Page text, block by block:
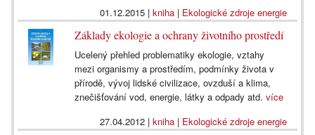
01.12.2015| kniha| Ekologické zdroje energie
Základy ekologie a ochrany životního prostředí
Ucelený přehled problematiky ekologie, vztahy
mezi organismy a prostředím, podmínky života v
přírodě, vývoj lidské civilizace, ovzduší a klima,
znečišťování vod, energie, látky a odpady atd.více
27.04.2012| kniha| Ekologické zdroje energie